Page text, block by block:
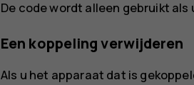
De code wordt alleen gebruikt
Een koppeling verwijderen
Als u het apparaat dat is